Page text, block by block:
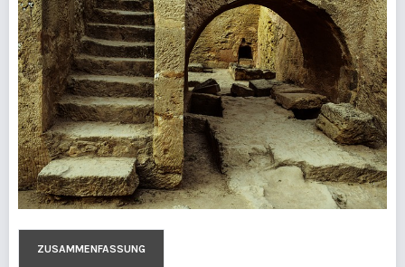
ZUSAMMENFASSUNG